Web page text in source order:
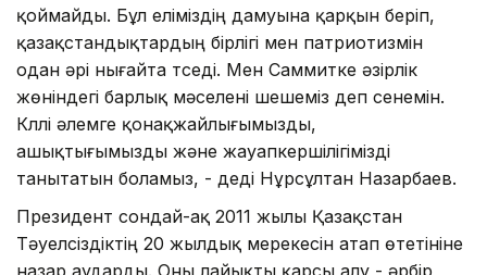
қоймайды. Бұл еліміздің дамуына қарқын беріп,
қазақстандықтардың бірлігі мен патриотизмін
одан әрі нығайта түседі. Мен Саммитке әзірлік
жөніндегі барлық мәселені шешеміз деп сенемін.
Күллі әлемге қонақжайлығымызды,
ашықтығымызды және жауапкершілігімізді
танытатын боламыз, - деді Нұрсұлтан Назарбаев.
Президент сондай-ақ 2011 жылы Қазақстан
Тәуелсіздіктің 20 жылдық мерекесін атап өтетініне
назар аударды. Оны лайықты қарсы алу - әрбір